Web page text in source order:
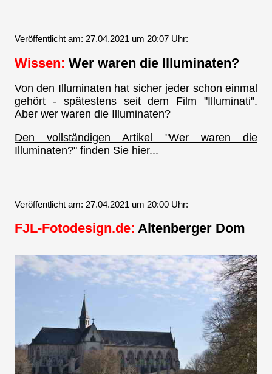
Veröffentlicht am: 27.04.2021 um 20:07 Uhr:
Wissen: Wer waren die Illuminaten?
Von den Illuminaten hat sicher jeder schon einmal
gehört - spätestens seit dem Film "Illuminati".
Aber wer waren die Illuminaten?
Den vollständigen Artikel "Wer waren die
Illuminaten?" finden Sie hier...
Veröffentlicht am: 27.04.2021 um 20:00 Uhr:
FJL-Fotodesign.de: Altenberger Dom